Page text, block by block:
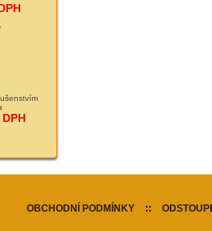
OBCHODNÍ PODMÍNKY ::